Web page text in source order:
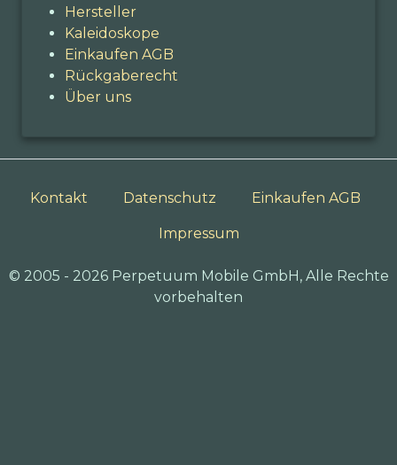
Hersteller
Kaleidoskope
Einkaufen AGB
Rückgaberecht
Über uns
Kontakt Datenschutz Einkaufen AGB
Impressum
© 2005 - 2026 Perpetuum Mobile GmbH, Alle Rechte
vorbehalten